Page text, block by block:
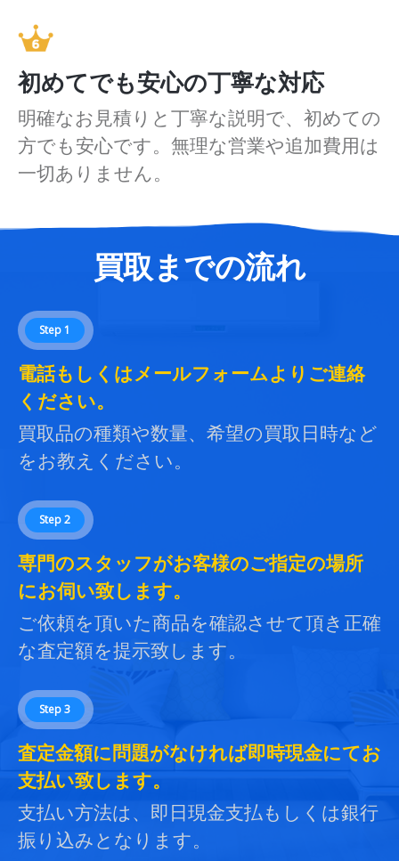
初めてでも安心の丁寧な対応
明確なお見積りと丁寧な説明で、初めての
方でも安心です。無理な営業や追加費用は
一切ありません。
買取までの流れ
Step 1
電話もしくはメールフォームよりご連絡
ください。
買取品の種類や数量、希望の買取日時など
をお教えください。
Step 2
専門のスタッフがお客様のご指定の場所
にお伺い致します。
ご依頼を頂いた商品を確認させて頂き正確
な査定額を提示致します。
Step 3
査定金額に問題がなければ即時現金にてお
支払い致します。
支払い方法は、即日現金支払もしくは銀行
振り込みとなります。